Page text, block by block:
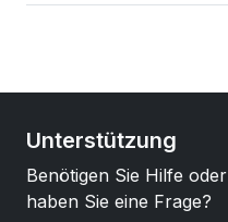
Unterstützung
Benötigen Sie Hilfe oder
haben Sie eine Frage?